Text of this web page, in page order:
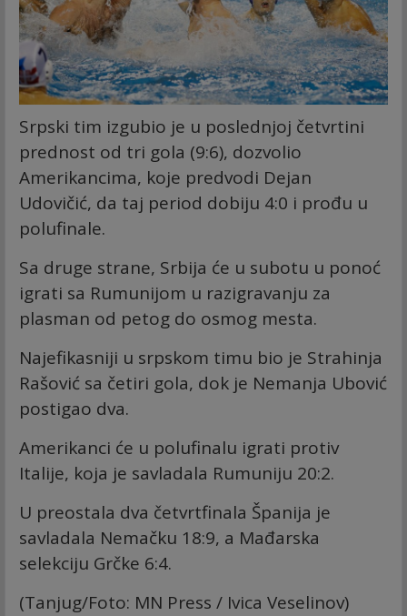
Srpski tim izgubio je u poslednjoj četvrtini
prednost od tri gola (9:6), dozvolio
Amerikancima, koje predvodi Dejan
Udovičić, da taj period dobiju 4:0 i prođu u
polufinale.
Sa druge strane, Srbija će u subotu u ponoć
igrati sa Rumunijom u razigravanju za
plasman od petog do osmog mesta.
Najefikasniji u srpskom timu bio je Strahinja
Rašović sa četiri gola, dok je Nemanja Ubović
postigao dva.
Amerikanci će u polufinalu igrati protiv
Italije, koja je savladala Rumuniju 20:2.
U preostala dva četvrtfinala Španija je
savladala Nemačku 18:9, a Mađarska
selekciju Grčke 6:4.
(Tanjug/Foto: MN Press / Ivica Veselinov)